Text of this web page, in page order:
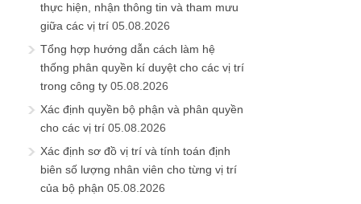
thực hiện, nhận thông tin và tham mưu
giữa các vị trí 05.08.2026
Tổng hợp hướng dẫn cách làm hệ
thống phân quyền kí duyệt cho các vị trí
trong công ty 05.08.2026
Xác định quyền bộ phận và phân quyền
cho các vị trí 05.08.2026
Xác định sơ đồ vị trí và tính toán định
biên số lượng nhân viên cho từng vị trí
của bộ phận 05.08.2026